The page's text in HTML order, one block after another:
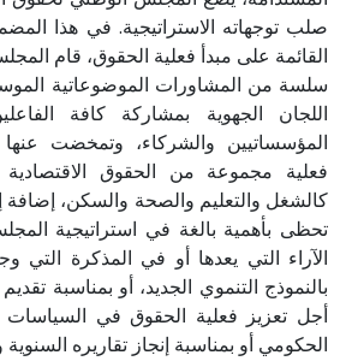
صلب توجهاته الاستراتيجية. في هذا
سلسة من المشاورات الموضوعاتية
اللجان الجهوية بمشاركة كافة
المؤسساتيين والشركاء، وتمخضت
فعلية مجموعة من الحقوق الاقتصادية
كالشغل والتعليم والصحة والسكن، إضافة
تحظى بأهمية بالغة في استراتيجية
الآراء التي يعدها أو في المذكرة التي
بالنموذج التنموي الجديد، أو بمناسبة
أجل تعزيز فعلية الحقوق في السياسات
الحكومي أو بمناسبة إنجاز تقاريره